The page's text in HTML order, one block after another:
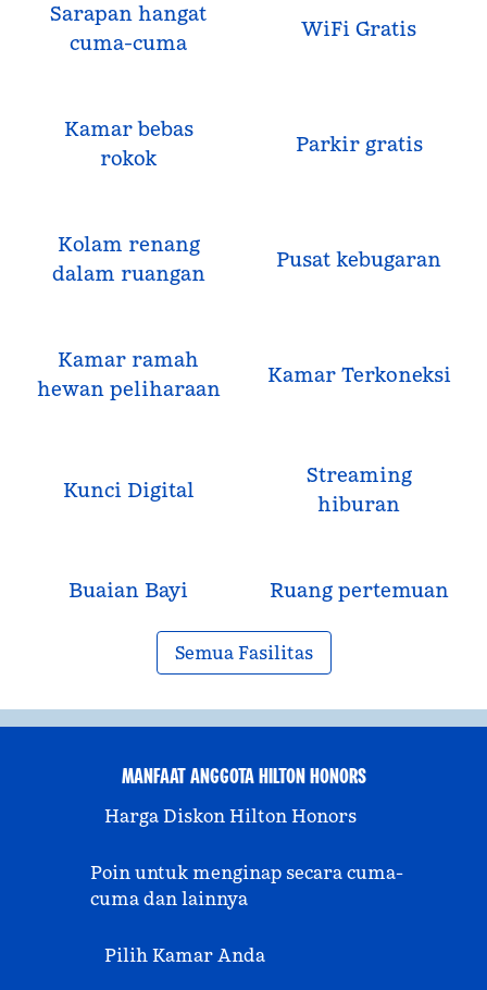
Sarapan hangat
cuma-cuma
WiFi Gratis
Kamar bebas
rokok
Parkir gratis
Kolam renang
dalam ruangan
Pusat kebugaran
Kamar ramah
hewan peliharaan
Kamar Terkoneksi
Kunci Digital
Streaming
hiburan
Buaian Bayi Ruang pertemuan
Semua Fasilitas
MANFAAT ANGGOTA HILTON HONORS
Harga Diskon Hilton Honors
Poin untuk menginap secara cuma-
cuma dan lainnya
Pilih Kamar Anda